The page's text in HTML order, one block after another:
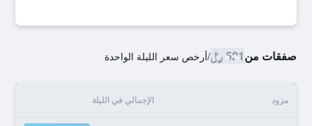
صفقات من521 ﷼ /أرخص سعر الليلة الواحدة
مزود الإجمالي في الليلة